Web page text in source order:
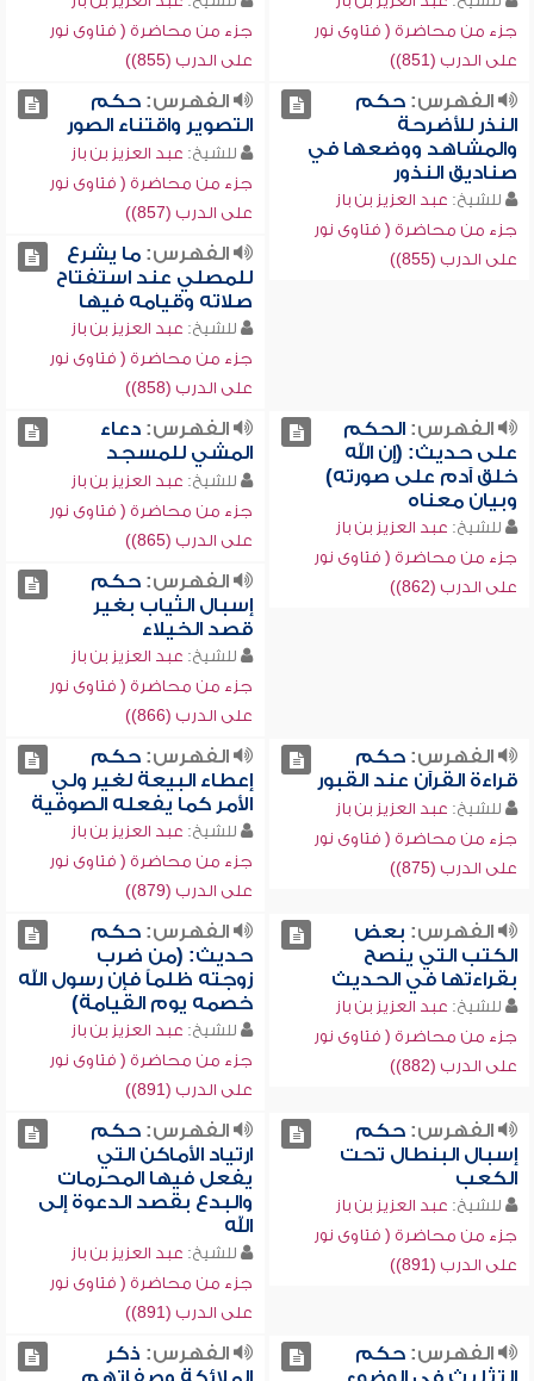
جزء من محاضرة ( فتاوى نور
على الدرب (851))
جزء من محاضرة ( فتاوى نور
على الدرب (855))
الفهرس:حكم
النذر للأضرحة
والمشاهد ووضعها في
صناديق النذور
للشيخ: عبد العزيز بن باز
جزء من محاضرة ( فتاوى نور
على الدرب (855))
الفهرس:حكم
التصوير واقتناء الصور
للشيخ: عبد العزيز بن باز
جزء من محاضرة ( فتاوى نور
على الدرب (857))
الفهرس:ما يشرع
للمصلي عند استفتاح
صلاته وقيامه فيها
للشيخ: عبد العزيز بن باز
جزء من محاضرة ( فتاوى نور
على الدرب (858))
الفهرس:الحكم
على حديث: (إن الله
خلق آدم على صورته)
وبيان معناه
للشيخ: عبد العزيز بن باز
جزء من محاضرة ( فتاوى نور
على الدرب (862))
الفهرس:دعاء
المشي للمسجد
للشيخ: عبد العزيز بن باز
جزء من محاضرة ( فتاوى نور
على الدرب (865))
الفهرس:حكم
إسبال الثياب بغير
قصد الخيلاء
للشيخ: عبد العزيز بن باز
جزء من محاضرة ( فتاوى نور
على الدرب (866))
الفهرس:حكم
قراءة القرآن عند القبور
للشيخ: عبد العزيز بن باز
جزء من محاضرة ( فتاوى نور
على الدرب (875))
الفهرس:حكم
إعطاء البيعة لغير ولي
الأمر كما يفعله الصوفية
للشيخ: عبد العزيز بن باز
جزء من محاضرة ( فتاوى نور
على الدرب (879))
الفهرس: بعض
الكتب التي ينصح
بقراءتها في الحديث
للشيخ: عبد العزيز بن باز
جزء من محاضرة ( فتاوى نور
على الدرب (882))
الفهرس:حكم
حديث: (من ضرب
زوجته ظلماً فإن رسول الله
خصمه يوم القيامة)
للشيخ: عبد العزيز بن باز
جزء من محاضرة ( فتاوى نور
على الدرب (891))
الفهرس:حكم
إسبال البنطال تحت
الكعب
للشيخ: عبد العزيز بن باز
جزء من محاضرة ( فتاوى نور
على الدرب (891))
الفهرس:حكم
ارتياد الأماكن التي
يفعل فيها المحرمات
والبدع بقصد الدعوة إلى
الله
للشيخ: عبد العزيز بن باز
جزء من محاضرة ( فتاوى نور
على الدرب (891))
الفهرس:حكم
الفهرس: ذكر